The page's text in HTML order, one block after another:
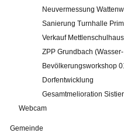
Neuvermessung
Sanierung Turnhalle
Verkauf Mettlenschulhaus
ZPP Grundbach
Bevölkerungsworkshop
Dorfentwicklung
Gesamtmelioration
Webcam
Gemeinde